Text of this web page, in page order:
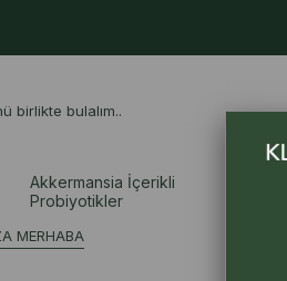
Akkermansia İçerikli
Probiyotikler
MERHABA